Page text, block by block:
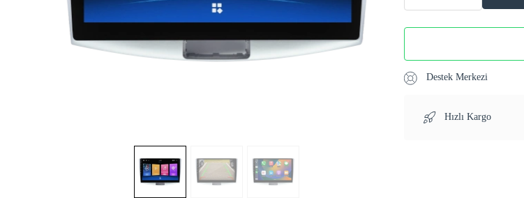
Destek Merkezi
Hızlı Kargo